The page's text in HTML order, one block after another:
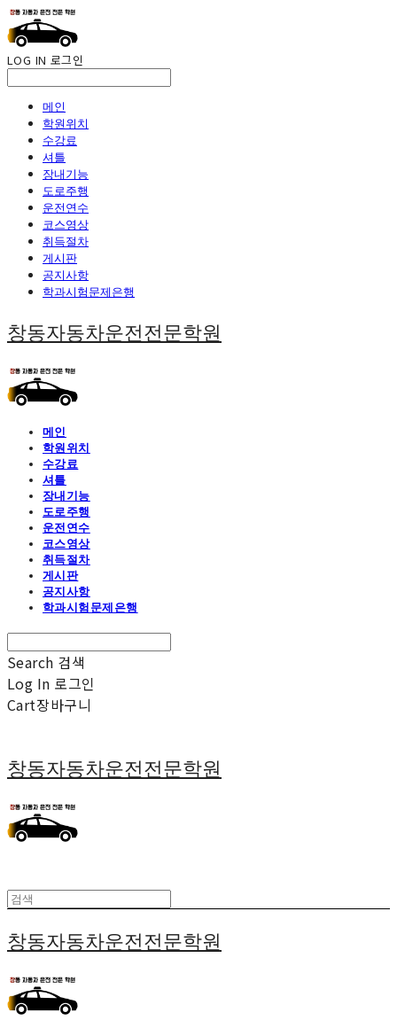
LOG IN 로그인
메인
학원위치
수강료
셔틀
장내기능
도로주행
운전연수
코스영상
취득절차
게시판
공지사항
학과시험문제은행
창동자동차운전전문학원
메인
학원위치
수강료
셔틀
장내기능
도로주행
운전연수
코스영상
취득절차
게시판
공지사항
학과시험문제은행
Search 검색
Log In 로그인
Cart장바구니
창동자동차운전전문학원
창동자동차운전전문학원